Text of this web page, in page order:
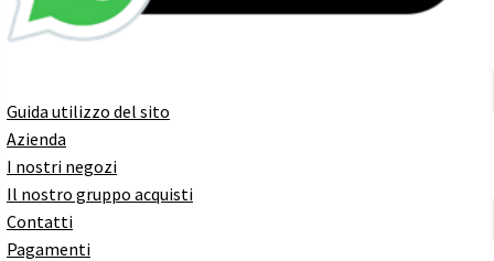
Guida utilizzo del sito
Azienda
I nostri negozi
Il nostro gruppo acquisti
Contatti
Pagamenti